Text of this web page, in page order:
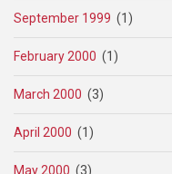
September 1999 (1)
February 2000 (1)
March 2000 (3)
April 2000 (1)
May 2000 (3)